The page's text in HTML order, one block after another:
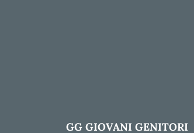
GG GIOVANI GENITORI